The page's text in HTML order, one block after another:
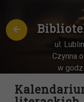
dla
31, 42-284 Herby
do piątku
od 9.00 do 17.00,
9:00-13:00